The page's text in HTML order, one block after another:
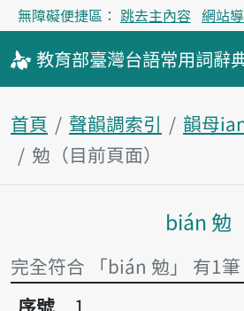
無障礙便捷區： 跳去主內容 網站
教育部臺灣台語常用詞辭
首頁 聲韻調索引 韻母
勉（目前頁面）
主內
bián 勉
完全符合 「bián 勉」 有1筆
序號1勉